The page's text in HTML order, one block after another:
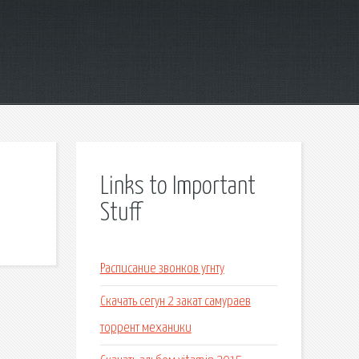
Links to Important
Stuff
Расписание звонков угнту
Скачать сегун 2 закат самураев
торрент механики